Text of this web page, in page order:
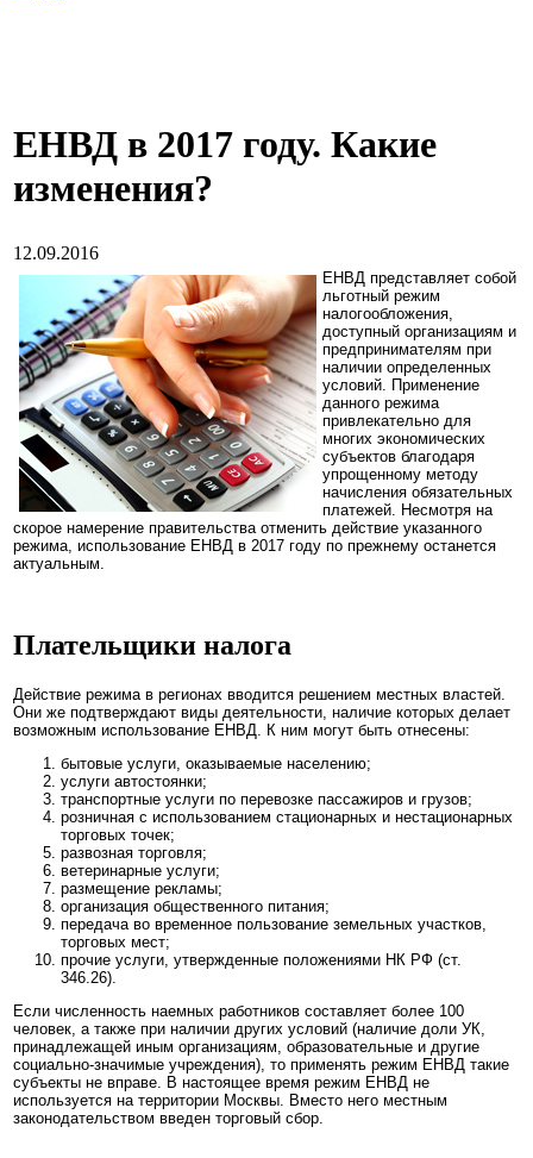
ЕНВД в 2017 году. Какие
изменения?
12.09.2016
ЕНВД представляет собой
льготный режим
налогообложения,
доступный организациям и
предпринимателям при
наличии определенных
условий. Применение
данного режима
привлекательно для
многих экономических
субъектов благодаря
упрощенному методу
начисления обязательных
платежей. Несмотря на
скорое намерение правительства отменить действие указанного
режима, использование ЕНВД в 2017 году по прежнему останется
актуальным.
Плательщики налога
Действие режима в регионах вводится решением местных властей.
Они же подтверждают виды деятельности, наличие которых делает
возможным использование ЕНВД. К ним могут быть отнесены:
бытовые услуги, оказываемые населению;
услуги автостоянки;
транспортные услуги по перевозке пассажиров и грузов;
розничная с использованием стационарных и нестационарных
торговых точек;
развозная торговля;
ветеринарные услуги;
размещение рекламы;
организация общественного питания;
передача во временное пользование земельных участков,
торговых мест;
прочие услуги, утвержденные положениями НК РФ (ст.
346.26).
Если численность наемных работников составляет более 100
человек, а также при наличии других условий (наличие доли УК,
принадлежащей иным организациям, образовательные и другие
социально-значимые учреждения), то применять режим ЕНВД такие
субъекты не вправе. В настоящее время режим ЕНВД не
используется на территории Москвы. Вместо него местным
законодательством введен торговый сбор.